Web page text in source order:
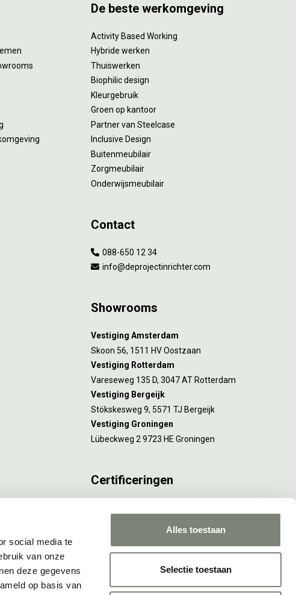
social media te
van onze
deze gegevens
op basis van
Alles toestaan
Selectie toestaan
De beste werkomgeving
Activity Based Working
Hybride werken
Thuiswerken
Biophilic design
Kleurgebruik
Groen op kantoor
Partner van Steelcase
Inclusive Design
Buitenmeubilair
Zorgmeubilair
Onderwijsmeubilair
Contact
088-650 12 34
info@deprojectinrichter.com
Showrooms
Vestiging Amsterdam
Skoon 56, 1511 HV Oostzaan
Vestiging Rotterdam
Vareseweg 135 D, 3047 AT Rotterdam
Vestiging Bergeijk
Stökskesweg 9, 5571 TJ Bergeijk
Vestiging Groningen
Lübeckweg 2 9723 HE Groningen
Certificeringen
Rotterdam en Culemborg.